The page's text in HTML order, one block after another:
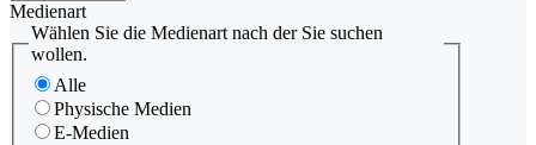
Medienart
Wählen Sie die Medienart nach der Sie suchen
wollen.
Alle
Physische Medien
E-Medien